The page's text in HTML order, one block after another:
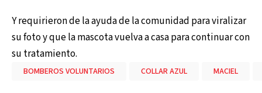
Y requirieron de la ayuda de la comunidad para viralizar
su foto y que la mascota vuelva a casa para continuar con
su tratamiento.
BOMBEROS VOLUNTARIOS COLLAR AZUL MACIEL